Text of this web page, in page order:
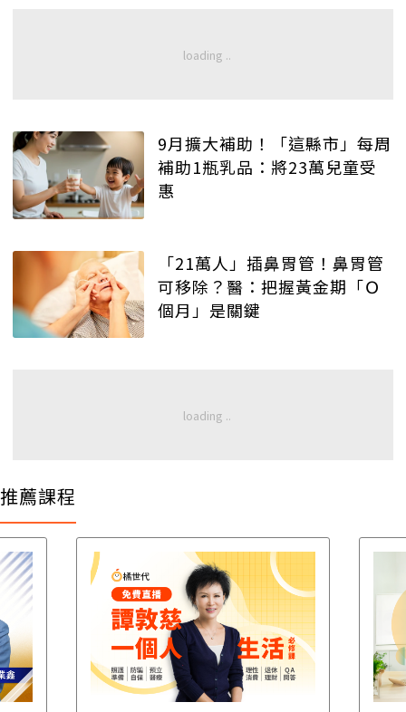
9月擴大補助！「這縣市」每周
補助1瓶乳品：將23萬兒童受
惠
「21萬人」插鼻胃管！鼻胃管
可移除？醫：把握黃金期「Ｏ
個月」是關鍵
推薦課程